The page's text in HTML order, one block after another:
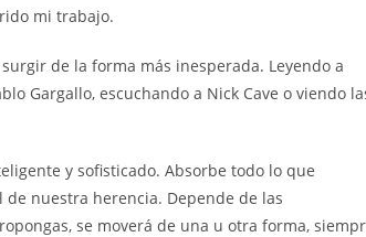
mi trabajo.
de la forma más inesperada. Leyendo a
Gargallo, escuchando a Nick Cave o viendo
y sofisticado. Absorbe todo lo que
nuestra herencia. Depende de las
se moverá de una u otra forma,